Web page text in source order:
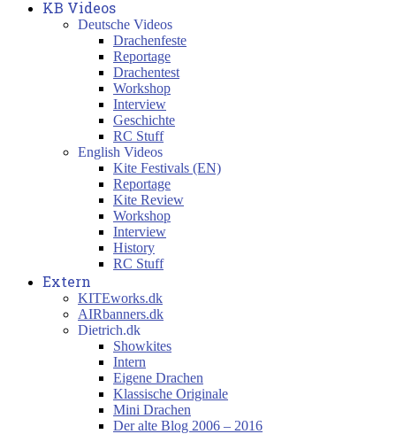
KB Videos
Deutsche Videos
Drachenfeste
Reportage
Drachentest
Workshop
Interview
Geschichte
RC Stuff
English Videos
Kite Festivals (EN)
Reportage
Kite Review
Workshop
Interview
History
RC Stuff
Extern
KITEworks.dk
AIRbanners.dk
Dietrich.dk
Showkites
Intern
Eigene Drachen
Klassische Originale
Mini Drachen
Der alte Blog 2006 – 2016